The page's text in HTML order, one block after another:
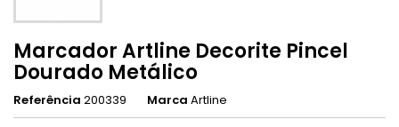
Marcador Artline Decorite Pincel
Dourado Metálico
Referência 200339 Marca Artline